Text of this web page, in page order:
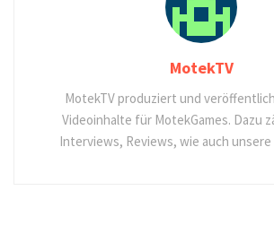
MotekTV
MotekTV produziert und
Videoinhalte für MotekGames. Dazu
Interviews, Reviews, wie auch unsere